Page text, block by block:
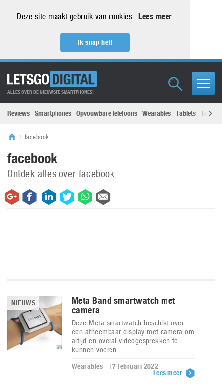
Deze site maakt gebruik van cookies. Lees meer
Ik snap het!
ALLES OVER DE NIEUWSTE SMARTPHONES!
Reviews Smartphones Opvouwbare telefoons Wearables Tablets
facebook
facebook
Ontdek alles over facebook
NIEUWS
Meta Band smartwatch met
camera
Deze Meta smartwatch beschikt over
een afneembaar display met camera om
altijd en overal videogesprekken te
kunnen voeren.
Wearables - 17 februari 2022
Lees meer